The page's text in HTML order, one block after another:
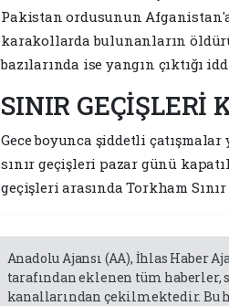
Pakistan ordusunun
karakollarda bulunanların
bazılarında ise yangın çıktığı
SINIR GEÇİŞLERİ
Gece boyunca şiddetli
sınır geçişleri pazar günü
geçişleri arasında Torkham
Anadolu Ajansı (AA), İhlas Haber
tarafından eklenen tüm
kanallarından çekilmektedir. Bu